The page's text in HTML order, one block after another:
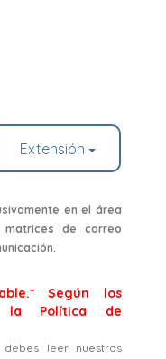
Extensión
en el área
matrices de correo
Según los
la Política de
leer nuestros